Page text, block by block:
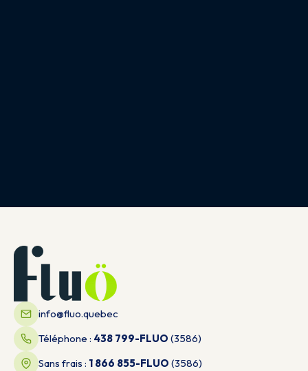
info@fluo.quebec
Téléphone : 438 799-FLUO (3586)
Sans frais : 1 866 855-FLUO (3586)